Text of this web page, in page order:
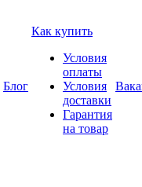
Блог
Как купить
Условия
оплаты
Условия
доставки
Гарантия
на товар